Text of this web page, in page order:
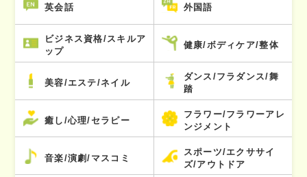
英会話 外国語
ビジネス資格/スキルア
ップ
健康/ボディケア/整体
美容/エステ/ネイル
ダンス/フラダンス/舞
踏
癒し/心理/セラピー
フラワー/フラワーアレ
ンジメント
音楽/演劇/マスコミ
スポーツ/エクササイ
ズ/アウトドア